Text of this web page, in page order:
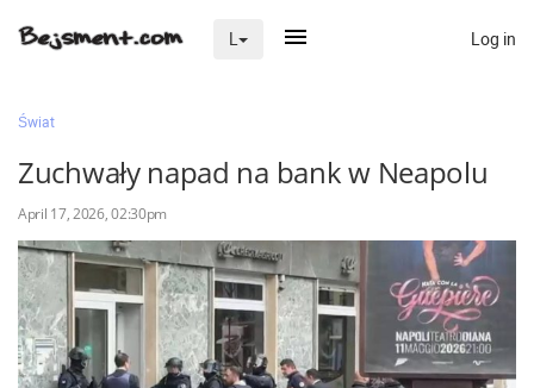
Na skróty
Zaloguj przez Clascal
×
Log in
Świat
Zuchwały napad na bank w Neapolu
April 17, 2026, 02:30pm